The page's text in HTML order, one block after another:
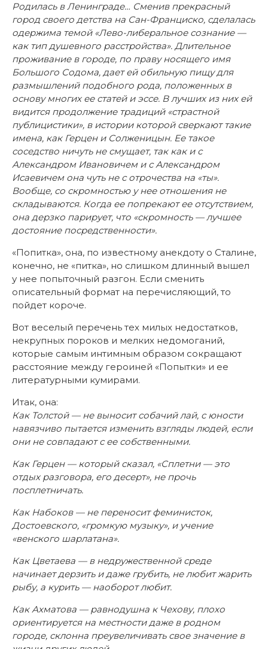
Родилась в Ленинграде… Сменив прекрасный
город своего детства на Сан-Франциско, сделалась
одержима темой «Лево-либеральное сознание —
как тип душевного расстройства». Длительное
проживание в городе, по праву носящего имя
Большого Содома, дает ей обильную пищу для
размышлений подобного рода, положенных в
основу многих ее статей и эссе. В лучших из них ей
видится продолжение традиций «страстной
публицистики», в истории которой сверкают такие
имена, как Герцен и Солженицын. Ее такое
соседство ничуть не смущает, так как и с
Александром Ивановичем и с Александром
Исаевичем она чуть не с отрочества на «ты».
Вообще, со скромностью у нее отношения не
складываются. Когда ее попрекают ее отсутствием,
она дерзко парирует, что «скромность — лучшее
достояние посредственности».
«Попитка», она, по известному анекдоту о Сталине,
конечно, не «питка», но слишком длинный вышел
у нее попыточный разгон. Если сменить
описательный формат на перечисляющий, то
пойдет короче.
Вот веселый перечень тех милых недостатков,
некрупных пороков и мелких недомоганий,
которые самым интимным образом сокращают
расстояние между героиней «Попытки» и ее
литературными кумирами.
Итак, она:
Как Толстой — не выносит собачий лай, с юности
навязчиво пытается изменить взгляды людей, если
они не совпадают с ее собственными.
Как Герцен — который сказал, «Сплетни — это
отдых разговора, его десерт», не прочь
посплетничать.
Как Набоков — не переносит феминисток,
Достоевского, «громкую музыку», и учение
«венского шарлатана».
Как Цветаева — в недружественной среде
начинает дерзить и даже грубить, не любит жарить
рыбу, а курить — наоборот любит.
Как Ахматова — равнодушна к Чехову, плохо
ориентируется на местности даже в родном
городе, склонна преувеличивать свое значение в